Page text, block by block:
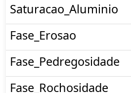
Saturacao_Aluminio
Fase_Erosao
Fase_Pedregosidade
Fase_Rochosidade